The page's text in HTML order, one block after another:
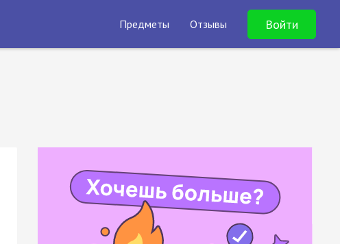
Предметы Отзывы Войти